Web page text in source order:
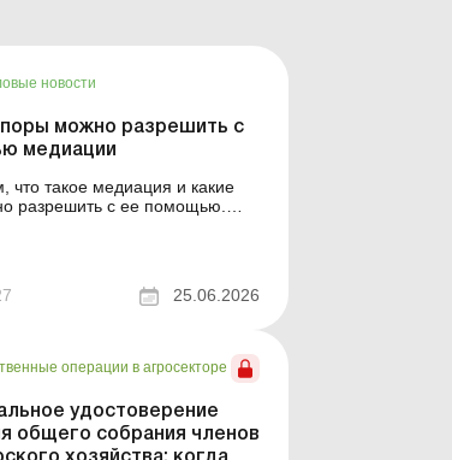
новости
можно разрешить с
медиации
что такое медиация и какие
разрешить с ее помощью.
вопроса, во время которой
одного или нескольких
пытаются предотвратить
или урегулировать конфликт
25.06.2026
операции в агросекторе
удостоверение
общего собрания членов